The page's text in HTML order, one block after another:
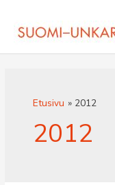
sisältöön
Etusivu 2012
2012